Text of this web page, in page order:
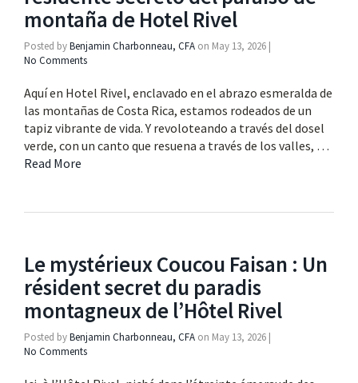
montaña de Hotel Rivel
Posted byBenjamin Charbonneau, CFA on May 13, 2026 |
No Comments
Aquí en Hotel Rivel, enclavado en el abrazo esmeralda de
las montañas de Costa Rica, estamos rodeados de un
tapiz vibrante de vida. Y revoloteando a través del dosel
verde, con un canto que resuena a través de los valles, …
Read More
Le mystérieux Coucou Faisan : Un
résident secret du paradis
montagneux de l’Hôtel Rivel
Posted byBenjamin Charbonneau, CFA on May 13, 2026 |
No Comments